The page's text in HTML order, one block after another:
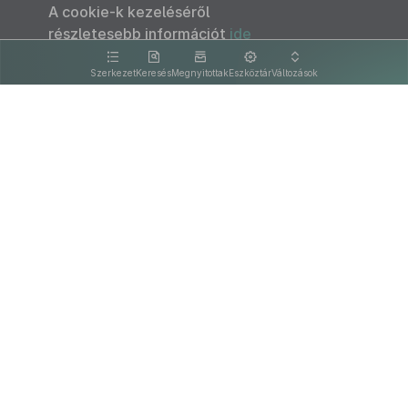
SzerkezetKeresésMegnyitottakEszköztárVáltozások
A cookie-k kezeléséről
részletesebb információt ide
kattintva olvashat.